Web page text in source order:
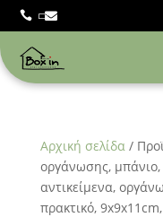
 
Αρχική σελίδα/
οργάνωσης,
αντικείμενα,
πρακτικό,